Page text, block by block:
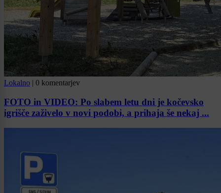
Lokalno | 0 komentarjev
FOTO in VIDEO: Po slabem letu dni je kočevsko
igrišče zaživelo v novi podobi, a prihaja še nekaj ...